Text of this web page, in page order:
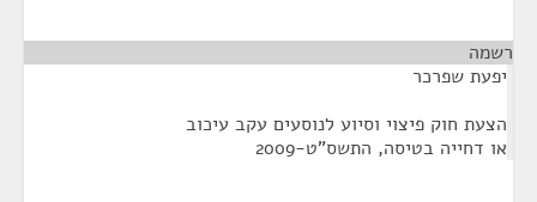
רשמה
יפעת שפרכר
הצעת חוק פיצוי וסיוע לנוסעים עקב עיכוב
או דחייה בטיסה, התשס"ט-2009